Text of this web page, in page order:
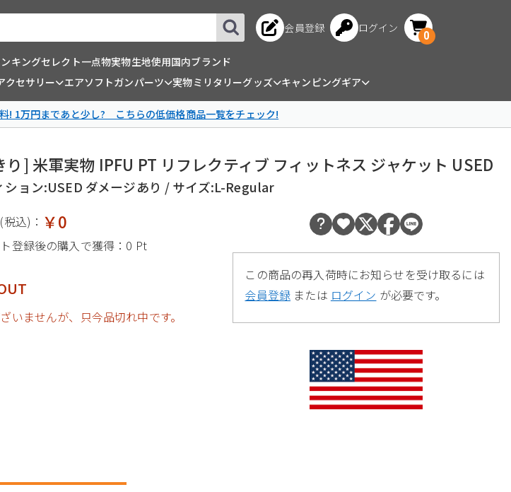
会員登録 ログイン
0
キングセレクト一点物実物生地使用国内ブランド
クセサリー エアソフトガンパーツ 実物ミリタリーグッズ キャンピングギア
! 1万円まであと少し? こちらの低価格商品一覧をチェック!
り] 米軍実物 IPFU PT リフレクティブ フィットネス ジャケット USED
ション:USED ダメージあり / サイズ:L-Regular
込)： ￥0
登録後の購入で獲得： 0 Pt
いませんが、只今品切れ中です。
この商品の再入荷時にお知らせを受け取るには
会員登録 または ログイン が必要です。